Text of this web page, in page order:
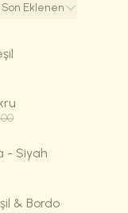
Son Eklenen
- Siyah
& Bordo